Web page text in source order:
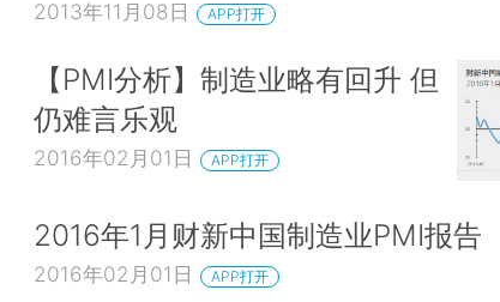
2013年11月08日 APP打开
【PMI分析】制造业略有回升 但
仍难言乐观
2016年02月01日 APP打开
2016年1月财新中国制造业PMI报告
2016年02月01日 APP打开